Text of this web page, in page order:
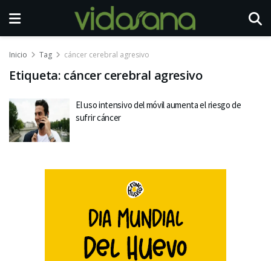
Inicio Tag cáncer cerebral agresivo
Etiqueta: cáncer cerebral agresivo
El uso intensivo del móvil aumenta el riesgo de
sufrir cáncer